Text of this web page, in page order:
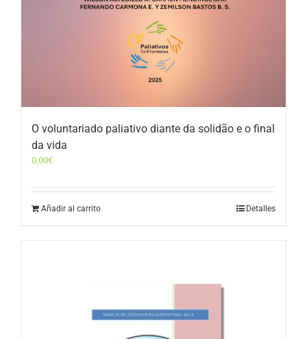
O voluntariado paliativo diante da solidão e o final
da vida
0,00€
Añadir al carrito Detalles